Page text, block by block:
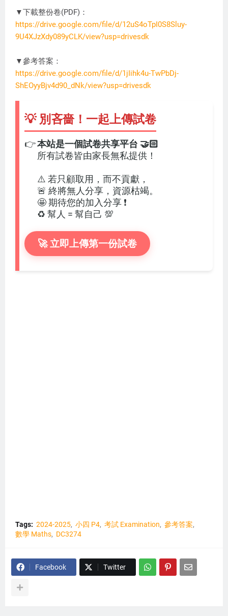
▼下載整份卷(PDF)：
https://drive.google.com/file/d/12uS4oTpI0S8Sluy-
9U4XJzXdy089yCLK/view?usp=drivesdk
▼參考答案：
https://drive.google.com/file/d/1jIihk4u-TwPbDj-
ShEOyyBjv4d90_dNk/view?usp=drivesdk
💡 別吝嗇！一起上傳試卷
本站是一個試卷共享平台 🤝🏻
👉
所有試卷皆由家長無私提供！
⚠️ 若只顧取用，而不貢獻，
🚨 終將無人分享，資源枯竭。
🤩 期待您的加入分享 ❗
♻️ 幫人 = 幫自己 💯
🚀 立即上傳第一份試卷
Tags: 2024-2025 小四 P4 考試 Examination
參考答案
數學 Maths
DC3274
Facebook Twitter